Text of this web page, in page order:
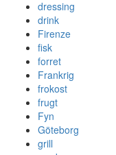
dressing
drink
Firenze
fisk
forret
Frankrig
frokost
frugt
Fyn
Göteborg
grill